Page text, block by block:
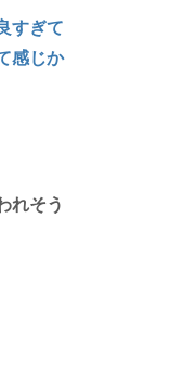
すぎて
感じか
れそう